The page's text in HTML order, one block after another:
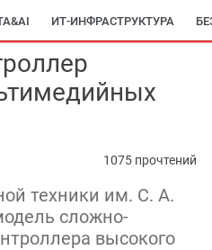
ИТ-ИНФРАСТРУКТУРА
1075 прочтений
техники им. С. А.
сложно-
высокого